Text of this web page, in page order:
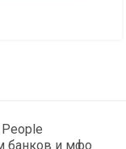
банков и мфо